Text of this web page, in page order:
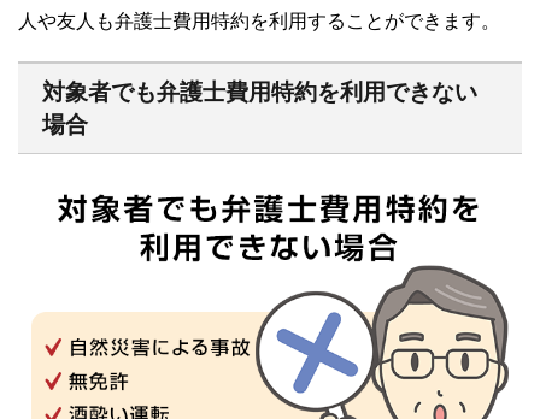
人や友人も弁護士費用特約を利用することができます。
対象者でも弁護士費用特約を利用できない
場合